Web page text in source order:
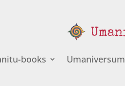
books Umaniversum